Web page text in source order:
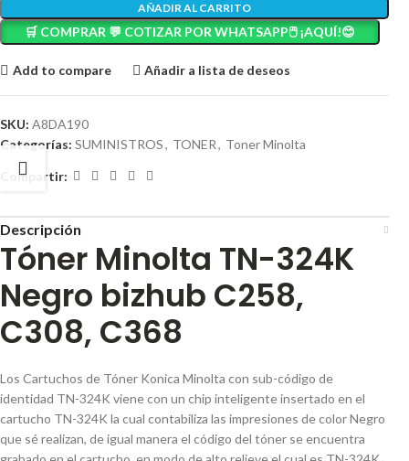
AÑADIR AL CARRITO
🛒 COMPRAR 💬 COTIZAR POR WHATSAPP🖱️ ¡AQUÍ!😊
Add to compare Añadir a lista de deseos
SKU: A8DA190
Categorías: SUMINISTROS, TONER, Toner Minolta
Compartir:
Descripción
Tóner Minolta TN-324K
Negro bizhub C258,
C308, C368
Los Cartuchos de Tóner Konica Minolta con sub-código de
identidad TN-324K viene con un chip inteligente insertado en el
cartucho TN-324K la cual contabiliza las impresiones de color Negro
que sé realizan, de igual manera el código del tóner se encuentra